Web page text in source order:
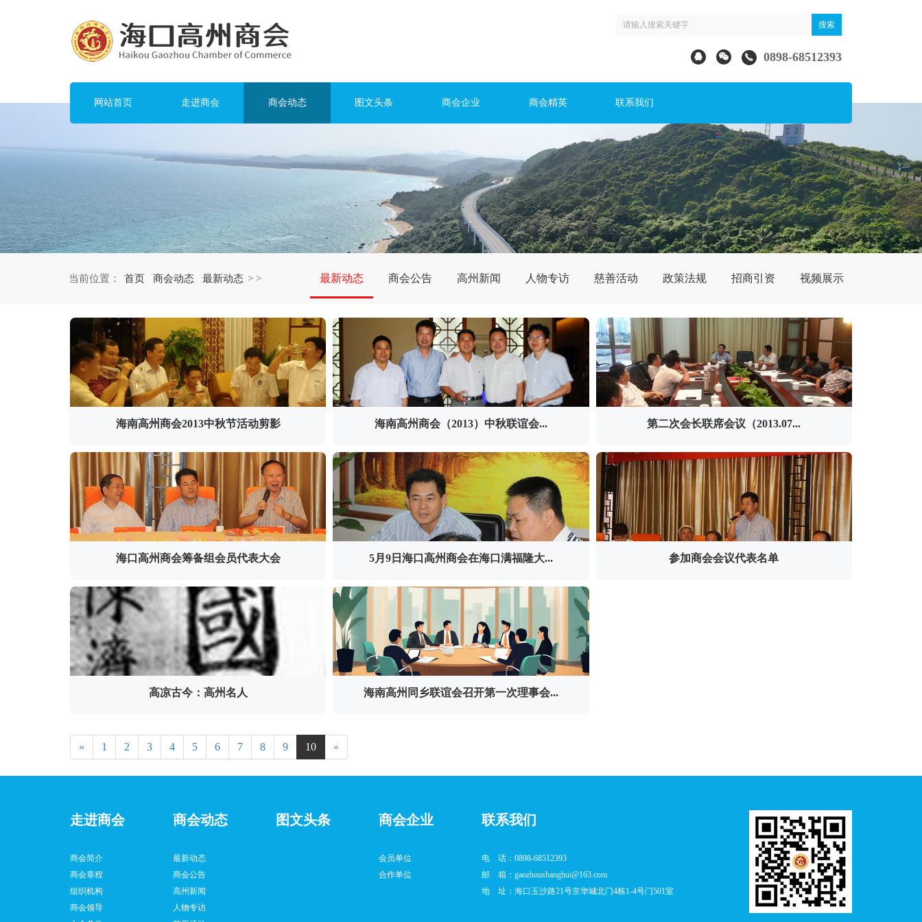
0898-68512393
网站首页 走进商会 商会动态 图文头条 商会企业 商会精英 联系我们
当前位置： 首页 >
商会动态 >
最新动态 最新动态 商会公告 高州新闻 人物专访 慈善活动 政策法规 招商引资 视频展示
海南高州商会2013中秋节活动剪影 海南高州商会（2013）中秋联谊会... 第二次会长联席会议（2013.07...
海口高州商会筹备组会员代表大会 5月9日海口高州商会在海口满福隆大... 参加商会会议代表名单
高凉古今：高州名人 海南高州同乡联谊会召开第一次理事会...
« 1 2 3 4 5 6 7 8 9 10 »
走进商会
商会简介
商会章程
组织机构
商会领导
商会动态
最新动态
商会公告
高州新闻
人物专访
图文头条 商会企业
会员单位
合作单位
联系我们
电 话：0898-68512393
邮 箱：gaozhoushanghui@163.com
地 址：海口玉沙路21号京华城北门4栋1-4号门501室